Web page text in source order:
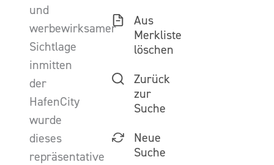
und
werbewirksamer
Sichtlage
inmitten
der
HafenCity
wurde
dieses
repräsentative
Aus
Merkliste
löschen
Zurück
zur
Suche
Neue
Suche